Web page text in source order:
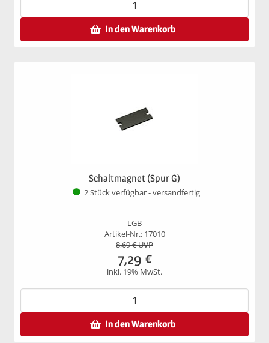
In den Warenkorb
Schaltmagnet (Spur G)
2 Stück verfügbar - versandfertig
LGB
Artikel-Nr.: 17010
8,69€ UVP
7,29 €
inkl. 19% MwSt.
In den Warenkorb